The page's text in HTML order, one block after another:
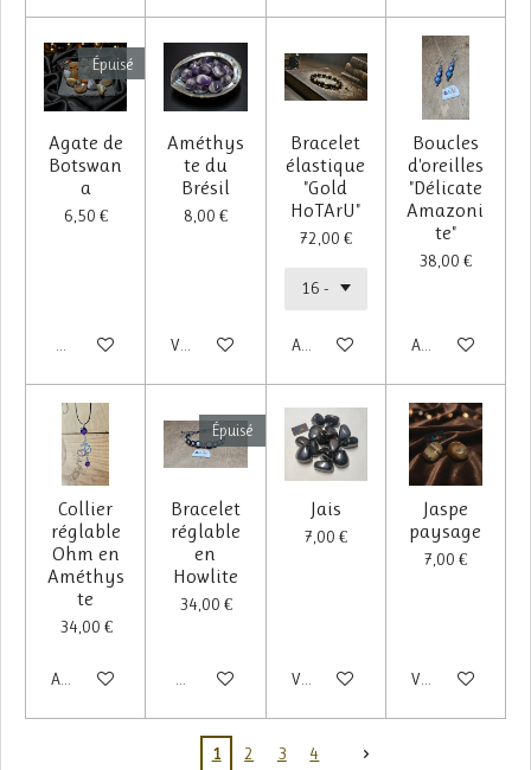
Épuisé
Agate de
Botswan
a
6,50 €
M'avertir si disponible
Améthys
te du
Brésil
8,00 €
Voir les détails
Bracelet
élastique
"Gold
HoTArU"
72,00 €
Ajouter au panier
Boucles
d'oreilles
"Délicate
Amazoni
te"
38,00 €
Ajouter au panier
Collier
réglable
Ohm en
Améthys
te
34,00 €
Ajouter au panier
Épuisé
Bracelet
réglable
en
Howlite
34,00 €
M'avertir si disponible
Jais
7,00 €
Voir les détails
Jaspe
paysage
7,00 €
Voir les détails
1 2 3 4